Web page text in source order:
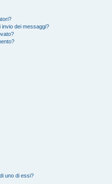
invio dei messaggi?
uno di essi?